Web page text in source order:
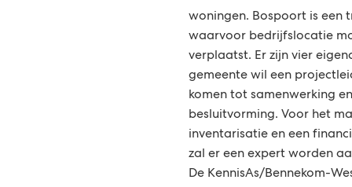
woningen. Bospoort is een
waarvoor bedrijfslocatie
verplaatst. Er zijn vier
gemeente wil een
komen tot samenwerking
besluitvorming. Voor het
inventarisatie en een
zal er een expert worden
De KennisAs/Bennekom-